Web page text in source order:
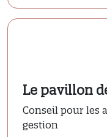
Le pavillon
Conseil pour les
gestion